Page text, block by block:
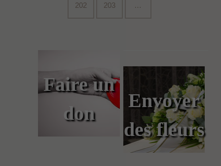
202 203 …
Faire un
don
Envoyer
des fleurs